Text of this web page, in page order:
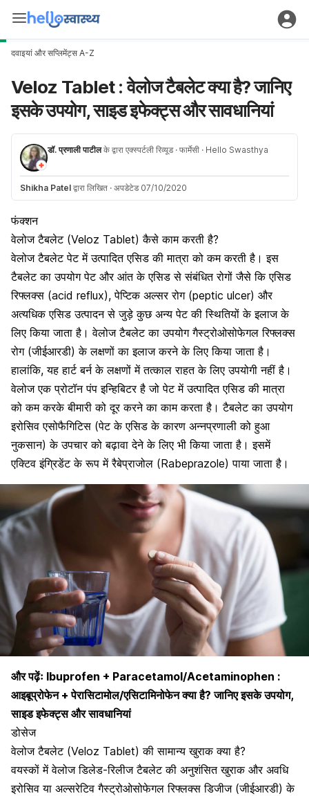
दवाइयां और सप्लिमेंट्स A-Z
Veloz Tablet : वेलोज टैबलेट क्या है? जानिए
इसके उपयोग, साइड इफेक्ट्स और सावधानियां
डॉ. प्रणाली पाटीलके द्वारा एक्स्पर्टली रिव्यूड · फार्मेसी · Hello Swasthya
Shikha Patel द्वारा लिखित · अपडेटेड 07/10/2020
फंक्शन
वेलोज टैबलेट (Veloz Tablet) कैसे काम करती है?
वेलोज टैबलेट पेट में उत्पादित एसिड की मात्रा को कम करती है। इस
टैबलेट का उपयोग पेट और आंत के एसिड से संबंधित रोगों जैसे कि एसिड
रिफ्लक्स (acid reflux), पेप्टिक अल्सर रोग (peptic ulcer) और
अत्यधिक एसिड उत्पादन से जुड़े कुछ अन्य पेट की स्थितियों के इलाज के
लिए किया जाता है। वेलोज टैबलेट का उपयोगगैस्ट्रोओसोफेगल रिफ्लक्स
रोग (जीईआरडी) के लक्षणों का इलाज करने के लिए किया जाता है।
हालांकि, यहहार्ट बर्नके लक्षणों में तत्काल राहत के लिए उपयोगी नहीं है।
वेलोज एक प्रोटॉन पंप इन्हिबिटर है जो पेट में उत्पादित एसिड की मात्रा
को कम करके बीमारी को दूर करने का काम करता है। टैबलेट का उपयोग
इरोसिव एसोफैगिटिस (पेट के एसिड के कारण अन्नप्रणाली को हुआ
नुकसान) के उपचार को बढ़ावा देने के लिए भी किया जाता है। इसमें
एक्टिव इंग्रिडेंट के रूप में रैबेप्राजोल (Rabeprazole) पाया जाता है।
और पढ़ेंः Ibuprofen + Paracetamol/Acetaminophen :
आइबूप्रोफेन + पेरासिटामोल/एसिटामिनोफेन क्या है? जानिए इसके उपयोग,
साइड इफेक्ट्स और सावधानियां
डोसेज
वेलोज टैबलेट (Veloz Tablet) की सामान्य खुराक क्या है?
वयस्कों में वेलोज डिलेड-रिलीज टैबलेट की अनुशंसित खुराक और अवधि
इरोसिव या अल्सरेटिव गैस्ट्रोओसोफेगल रिफ्लक्स डिजीज (जीईआरडी) के